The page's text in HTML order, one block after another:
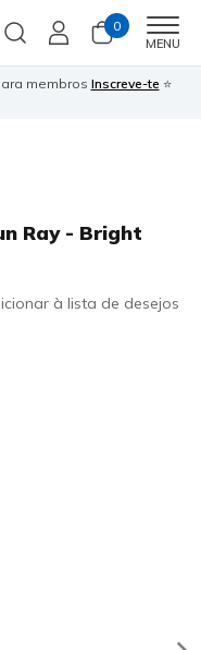
0
MENU
membros Inscreve-te ⭐
Ray - Bright
à lista de desejos